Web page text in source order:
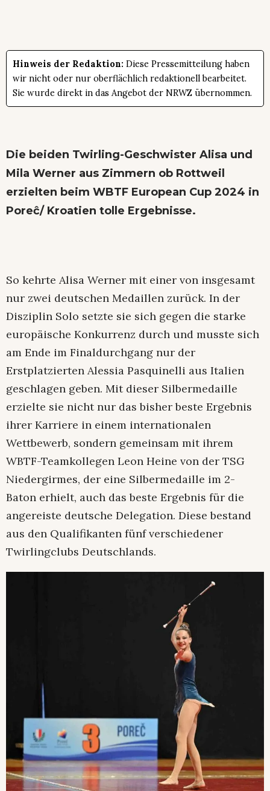
Hinweis der Redaktion: Diese Pressemitteilung haben
wir nicht oder nur oberflächlich redaktionell bearbeitet.
Sie wurde direkt in das Angebot der NRWZ übernommen.
Die beiden Twirling-Geschwister Alisa und
Mila Werner aus Zimmern ob Rottweil
erzielten beim WBTF European Cup 2024 in
Poreĉ/ Kroatien tolle Ergebnisse.
So kehrte Alisa Werner mit einer von insgesamt
nur zwei deutschen Medaillen zurück. In der
Disziplin Solo setzte sie sich gegen die starke
europäische Konkurrenz durch und musste sich
am Ende im Finaldurchgang nur der
Erstplatzierten Alessia Pasquinelli aus Italien
geschlagen geben. Mit dieser Silbermedaille
erzielte sie nicht nur das bisher beste Ergebnis
ihrer Karriere in einem internationalen
Wettbewerb, sondern gemeinsam mit ihrem
WBTF-Teamkollegen Leon Heine von der TSG
Niedergirmes, der eine Silbermedaille im 2-
Baton erhielt, auch das beste Ergebnis für die
angereiste deutsche Delegation. Diese bestand
aus den Qualifikanten fünf verschiedener
Twirlingclubs Deutschlands.